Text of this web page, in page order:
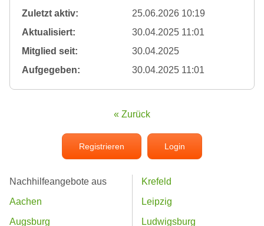
Zuletzt aktiv:
25.06.2026 10:19
Aktualisiert:
30.04.2025 11:01
Mitglied seit:
30.04.2025
Aufgegeben:
30.04.2025 11:01
« Zurück
Registrieren Login
Nachhilfeangebote aus
Aachen
Augsburg
Krefeld
Leipzig
Ludwigsburg